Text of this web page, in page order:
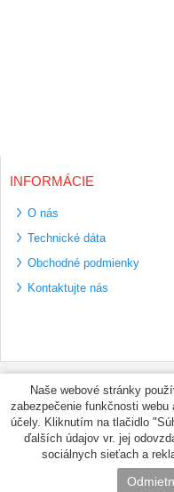
INFORMÁCIE
O nás
Technické dáta
Obchodné podmienky
Kontaktujte nás
Naše webové stránky
zabezpečenie funkčnosti
účely. Kliknutím na tlačidlo
ďalších údajov vr. jej
sociálnych sieťach a